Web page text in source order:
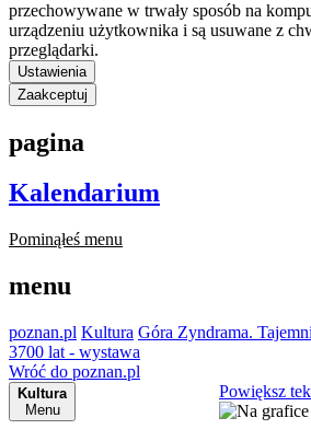
przechowywane w trwały sposób na
urządzeniu użytkownika i są usuwane z
przeglądarki.
Ustawienia
Zaakceptuj
pagina
Kalendarium
Pominąłeś menu
menu
poznan.pl Kultura Góra Zyndrama.
3700 lat - wystawa
Wróć do poznan.pl
Kultura
Menu
Powiększ